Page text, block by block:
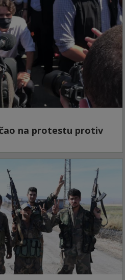
na protestu protiv